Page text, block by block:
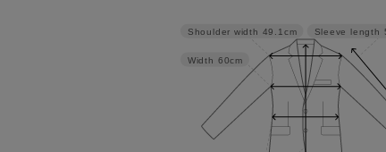
Sleeve length
Width 60cm
Shoulder width 49.1cm